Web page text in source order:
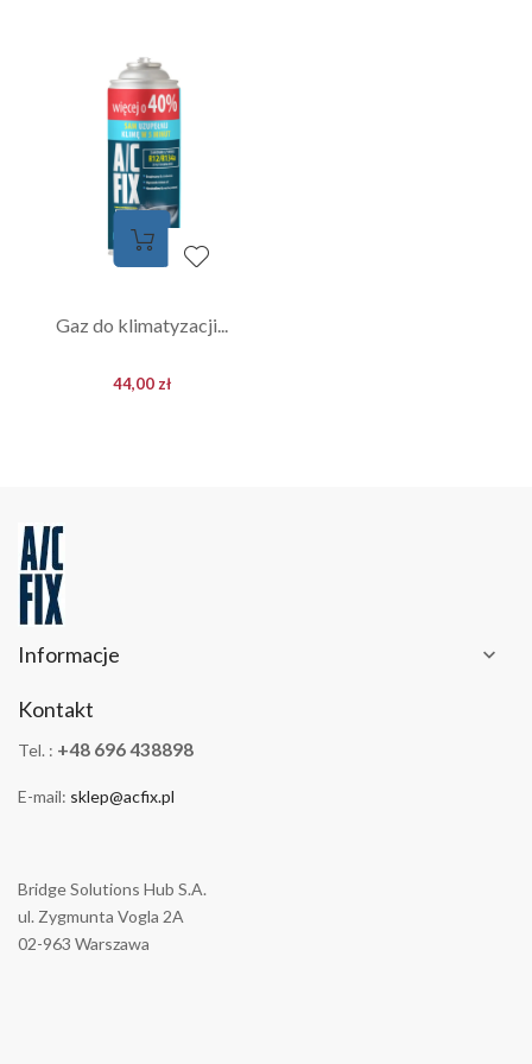
Gaz do klimatyzacji...
44,00 zł
Informacje 
Kontakt
Tel. : +48 696 438898
E-mail: sklep@acfix.pl
Bridge Solutions Hub S.A.
ul. Zygmunta Vogla 2A
02-963 Warszawa